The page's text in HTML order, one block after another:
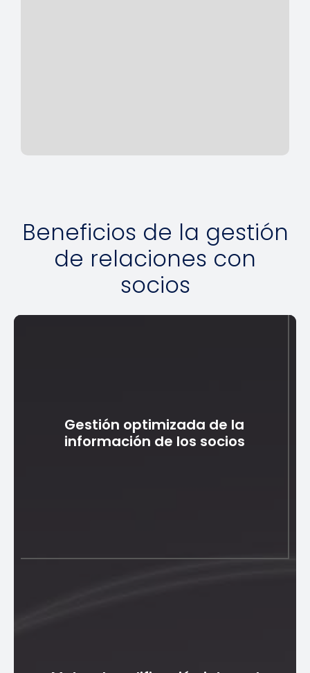
Beneficios de la gestión
de relaciones con
socios
Gestión optimizada de la
información de los socios